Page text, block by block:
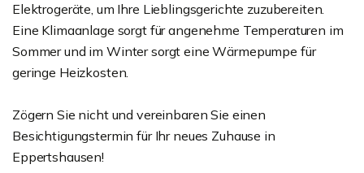
Elektrogeräte, um Ihre Lieblingsgerichte zuzubereiten.
Eine Klimaanlage sorgt für angenehme Temperaturen im
Sommer und im Winter sorgt eine Wärmepumpe für
geringe Heizkosten.
Zögern Sie nicht und vereinbaren Sie einen
Besichtigungstermin für Ihr neues Zuhause in
Eppertshausen!